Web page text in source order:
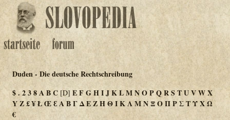
Duden - Die deutsche Rechtschreibung
$.238ABC [D] EFGHIJKLMNOPQRS TUVWX
YZ£¥ŁŒƐΑΒΓΔΕΖΗΘΙΚΛΜΝΞΟΠΡΣΤΥΧΩ
€